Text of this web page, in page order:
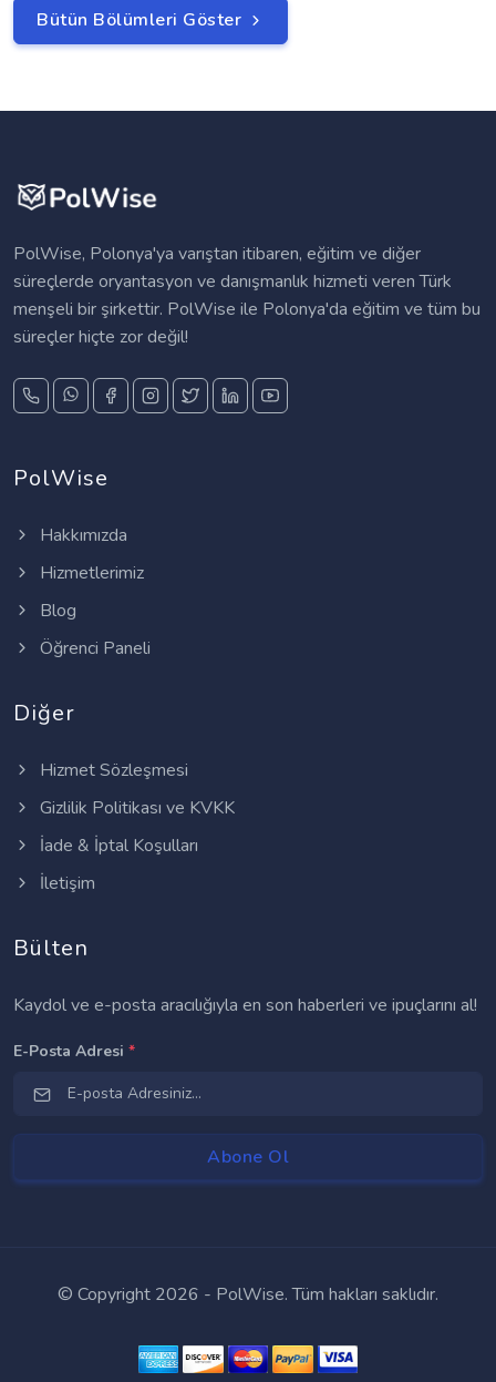
Bütün Bölümleri Göster
PolWise, Polonya'ya varıştan itibaren, eğitim ve diğer
süreçlerde oryantasyon ve danışmanlık hizmeti veren Türk
menşeli bir şirkettir. PolWise ile Polonya'da eğitim ve tüm bu
süreçler hiçte zor değil!
PolWise
Hakkımızda
Hizmetlerimiz
Blog
Öğrenci Paneli
Diğer
Hizmet Sözleşmesi
Gizlilik Politikası ve KVKK
İade & İptal Koşulları
İletişim
Bülten
Kaydol ve e-posta aracılığıyla en son haberleri ve ipuçlarını al!
E-Posta Adresi *
© Copyright 2026 - PolWise. Tüm hakları saklıdır.